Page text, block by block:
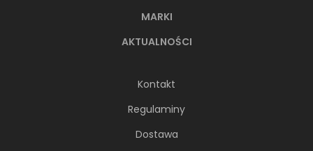
MARKI
AKTUALNOŚCI
Kontakt
Regulaminy
Dostawa